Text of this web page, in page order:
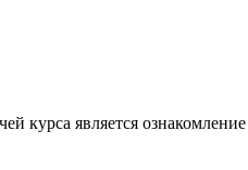
курса является ознакомление